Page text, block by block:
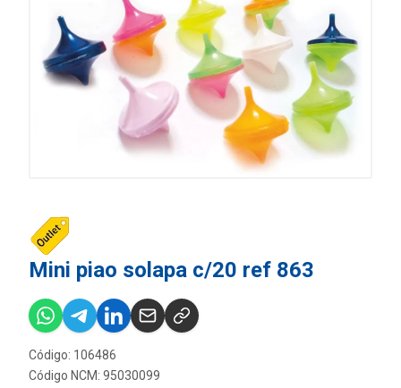
Mini piao solapa c/20 ref 863
Código: 106486
Código NCM: 95030099